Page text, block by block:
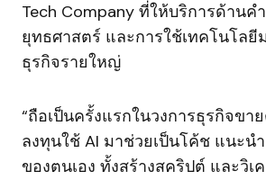
Tech Company ที่ให้บริการด้านค
ยุทธศาสตร์ และการใช้เทคโนโลยี
ธุรกิจรายใหญ่
“ถือเป็นครั้งแรกในวงการธุรกิจขา
ลงทุนใช้ AI มาช่วยเป็นโค้ช แนะน
ของตนเอง ทั้งสร้างสคริปต์ และวิเ